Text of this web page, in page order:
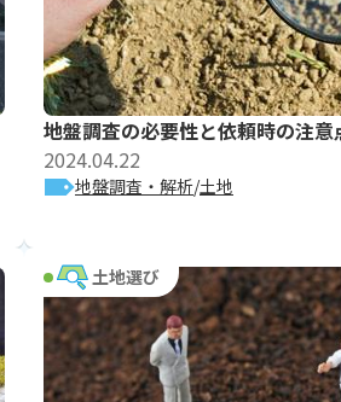
地盤調査の必要性と依頼時の注意
2024.04.22
地盤調査・解析 土地
土地選び